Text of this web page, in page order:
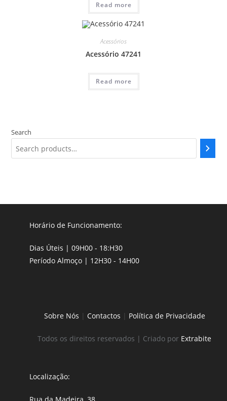
Read more
Acessórios
Acessório 47241
Read more
Search
Horário de Funcionamento:
Dias Úteis | 09H00 - 18:H30
Período Almoço | 12H30 - 14H00
Sobre Nós | Contactos | Política de Privacidade
Todos os direitos reservados | Criado por Extrabite
Localização: